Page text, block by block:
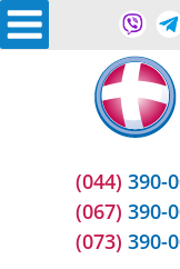
(044) 390-
(067) 390-
(073) 390-